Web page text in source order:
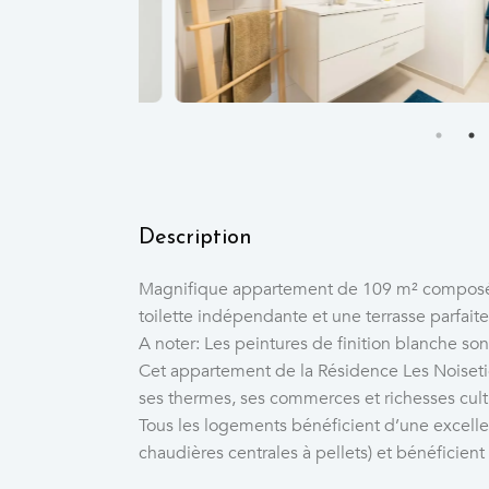
Description
Magnifique appartement de 109 m²
toilette indépendante et une terrasse
A noter: Les peintures de finition blanche
Cet appartement de la Résidence Les
ses thermes, ses commerces et richesses
Tous les logements bénéficient d’une
chaudières centrales à pellets) et